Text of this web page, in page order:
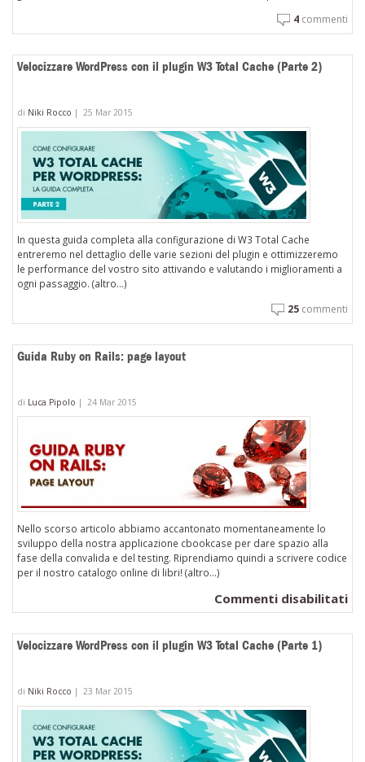
4 commenti
Velocizzare WordPress con il plugin W3 Total Cache (Parte 2)
di Niki Rocco | 25 Mar 2015
In questa guida completa alla configurazione di W3 Total Cache
entreremo nel dettaglio delle varie sezioni del plugin e ottimizzeremo
le performance del vostro sito attivando e valutando i miglioramenti a
ogni passaggio. (altro…)
25 commenti
Guida Ruby on Rails: page layout
di Luca Pipolo | 24 Mar 2015
Nello scorso articolo abbiamo accantonato momentaneamente lo
sviluppo della nostra applicazione cbookcase per dare spazio alla
fase della convalida e del testing. Riprendiamo quindi a scrivere codice
per il nostro catalogo online di libri! (altro…)
Commenti disabilitatisu
Velocizzare WordPress con il plugin W3 Total Cache (Parte 1)
di Niki Rocco | 23 Mar 2015